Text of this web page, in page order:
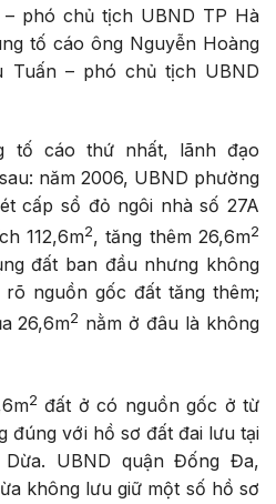
phó chủ tịch UBND TP Hà
tố cáo ông Nguyễn Hoàng
Tuấn – phó chủ tịch UBND
tố cáo thứ nhất, lãnh đạo
năm 2006, UBND phường
cấp sổ đỏ ngôi nhà số 27A
112,6m2, tăng thêm 26,6m2
đất ban đầu nhưng không
nguồn gốc đất tăng thêm;
26,6m2 nằm ở đâu là không
2 đất ở có nguồn gốc ở từ
đúng với hồ sơ đất đai lưu tại
UBND quận Đống Đa,
không lưu giữ một số hồ sơ